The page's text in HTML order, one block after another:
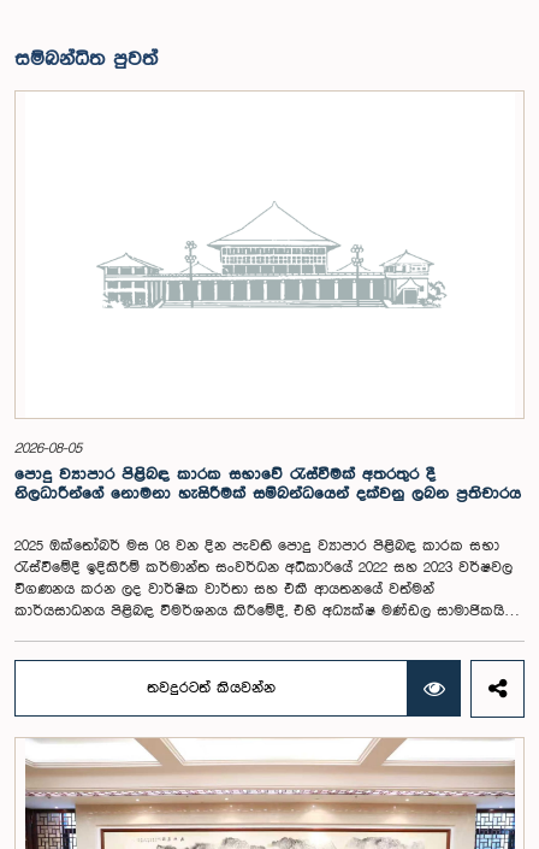
සම්බන්ධිත පුවත්
2026-08-05
පොදු ව්‍යාපාර පිළිබඳ කාරක සභාවේ රැස්වීමක් අතරතුර දී
නිලධාරීන්ගේ නොමනා හැසිරීමක් සම්බන්ධයෙන් දක්වනු ලබන ප්‍රතිචාරය
2025 ඔක්තෝබර් මස 08 වන දින පැවති පොදු ව්‍යාපාර පිළිබඳ කාරක සභා
රැස්වීමේදී ඉදිකිරීම් කර්මාන්ත සංවර්ධන අධිකාරියේ 2022 සහ 2023 වර්ෂවල
විගණනය කරන ලද වාර්ෂික වාර්තා සහ එකී ආයතනයේ වත්මන්
කාර්යසාධනය පිළිබඳ විමර්ශනය කිරීමේදී, එහි අධ්‍යක්ෂ මණ්ඩල සාමාජිකයින්
නිලධාරීන් විසින් තම ඇඳුම් පැළඳුම් සම්බන්ධයෙන් පිළිපැදිය යුතු වන
නිර්නායකයන්ගෙන් බැහැරව, එකී අවස්ථාවට නුසුදුසු ආකාරයෙන් සැරසී
රැස්වීමට සහභාගී වී සිටි බව කාරක සභාව විසින් නිරීක්ෂණය කරන ලදී.
තවද, ඉහත කී නිලධාරීන් දෙදෙනාම පාර්ලිමේන්තු සම්ප්‍රදායට හා
ක්‍රියාපටිපාටියට පටහැනි අයුරින් සභාපතිවරයාගේ පූර්ව අවසරයකින් තොරව
කාරක සභා රැස්වීමෙන් බැහැර ගොස් ඇති බව ද කාරක සභාව විසින් සඳහන්
කරන ලදී. මෙම සිද්ධීන් සම්බන්ධයෙන් පොදු ව්‍යාපාර පිළිබඳ කාරක සභාවේ
තවදුරටත් කියවන්න